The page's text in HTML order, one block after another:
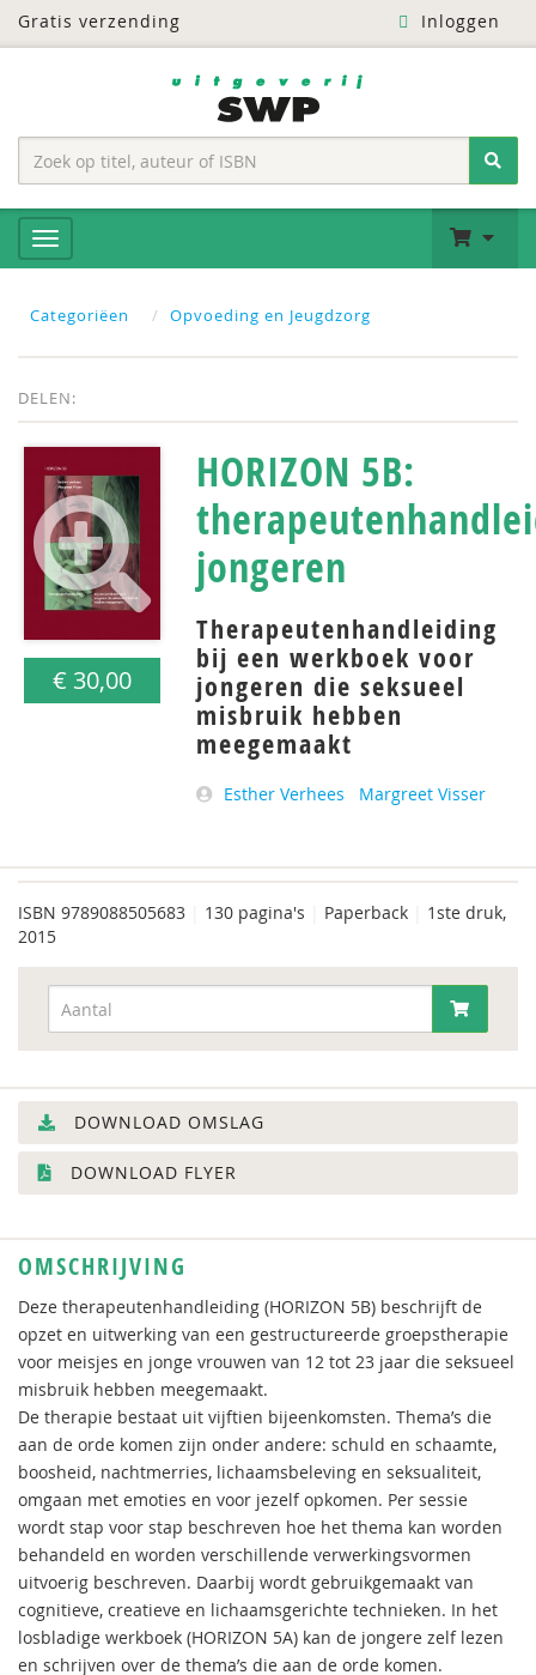
Gratis verzending Inloggen
Categoriëen Opvoeding en Jeugdzorg
DELEN:
€ 30,00
HORIZON 5B:
jongeren
Therapeutenhandleiding
bij een werkboek voor
jongeren die seksueel
misbruik hebben
meegemaakt
Esther Verhees Margreet Visser
ISBN 9789088505683 130 pagina's Paperback
1ste druk,
2015
DOWNLOAD OMSLAG
DOWNLOAD FLYER
OMSCHRIJVING
Deze therapeutenhandleiding (HORIZON 5B) beschrijft de
opzet en uitwerking van een gestructureerde groepstherapie
voor meisjes en jonge vrouwen van 12 tot 23 jaar die seksueel
misbruik hebben meegemaakt.
De therapie bestaat uit vijftien bijeenkomsten. Thema’s die
aan de orde komen zijn onder andere: schuld en schaamte,
boosheid, nachtmerries, lichaamsbeleving en seksualiteit,
omgaan met emoties en voor jezelf opkomen. Per sessie
wordt stap voor stap beschreven hoe het thema kan worden
behandeld en worden verschillende verwerkingsvormen
uitvoerig beschreven. Daarbij wordt gebruikgemaakt van
cognitieve, creatieve en lichaamsgerichte technieken. In het
losbladige werkboek (HORIZON 5A) kan de jongere zelf lezen
en schrijven over de thema’s die aan de orde komen.